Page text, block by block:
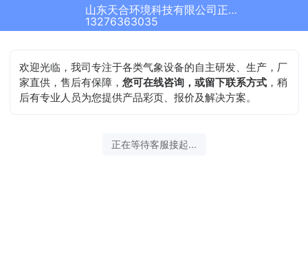
山东天合环境科技有限公司正在为您服务
13276363035
欢迎光临，我司专注于各类气象设备的自主研发、生产，厂
家直供，售后有保障，您可在线咨询，或留下联系方式 ，稍
后有专业人员为您提供产品彩页、报价及解决方案。
正在等待客服接起...